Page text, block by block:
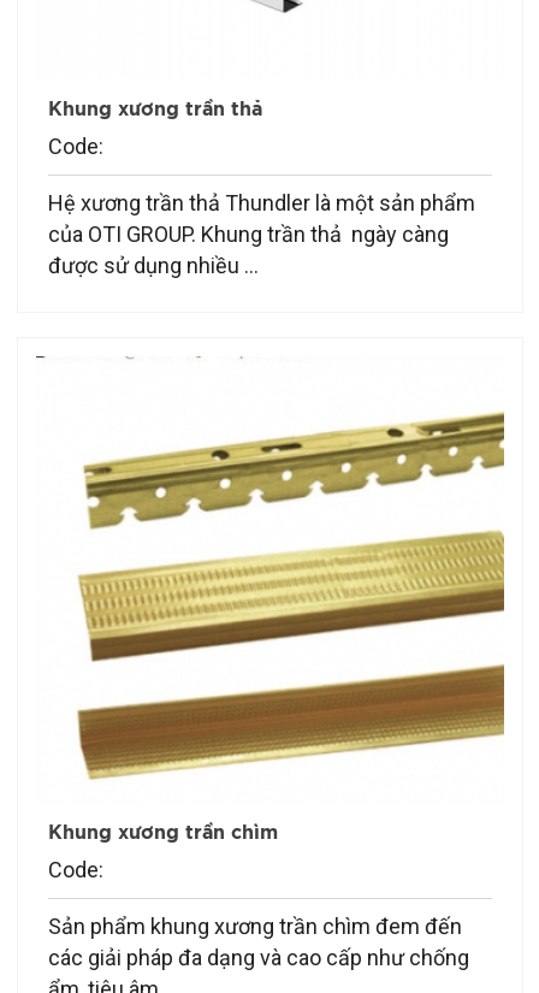
Khung xương trần thả
Code:
Hệ xương trần thả Thundler là một sản phẩm
của OTI GROUP. Khung trần thả ngày càng
được sử dụng nhiều ...
Khung xương trần chìm
Code:
Sản phẩm khung xương trần chìm đem đến
các giải pháp đa dạng và cao cấp như chống